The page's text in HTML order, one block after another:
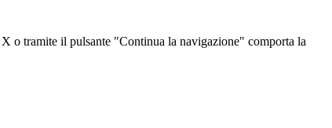
o tramite il pulsante "Continua la navigazione" comporta la